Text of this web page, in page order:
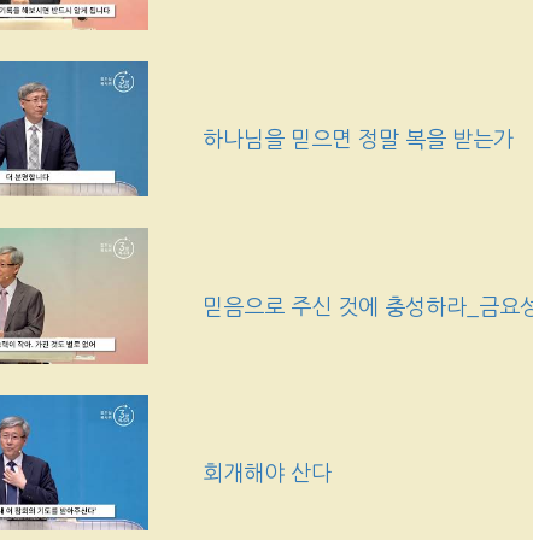
하나님을 믿으면 정말 복을 받는가
믿음으로 주신 것에 충성하라_금요
회개해야 산다